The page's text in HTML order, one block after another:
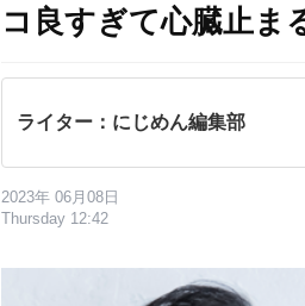
コ良すぎて心臓止ま
ライター：にじめん編集部
2023年 06月08日
Thursday 12:42